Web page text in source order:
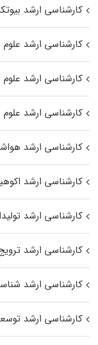
کارشناسی ارشد
کارشناسی ارشد
کارشناسی ارشد
کارشناسی ارشد
کارشناسی ارشد
کارشناسی ارشد
کارشناسی ارشد
کارشناسی ارشد
کارشناسی ارشد
کارشناسی ارشد